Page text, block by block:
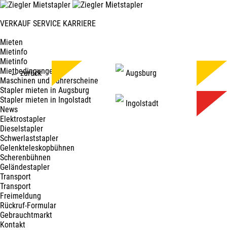
VERKAUF SERVICE KARRIERE
Mieten
Mietinfo
Mietinfo
Mietbedingungen
Maschinen und Führerscheine
Stapler mieten in Augsburg
Stapler mieten in Ingolstadt
News
Elektrostapler
Dieselstapler
Schwerlaststapler
Gelenkteleskopbühnen
Scherenbühnen
Geländestapler
Transport
Transport
Freimeldung
Rückruf-Formular
Gebrauchtmarkt
Kontakt
← zurück Augsburg
Ingolstadt